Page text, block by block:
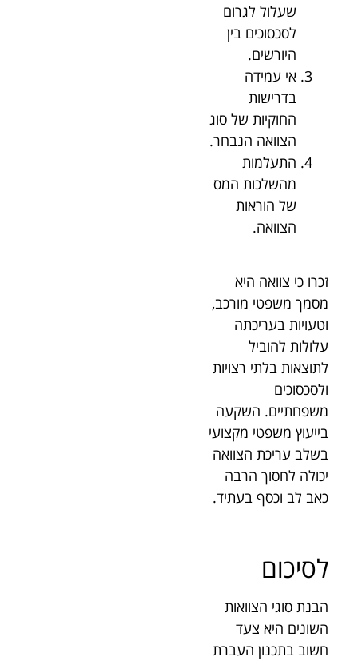
שעלול לגרום
לסכסוכים בין
היורשים.
אי עמידה
בדרישות
החוקיות של סוג
הצוואה הנבחר.
התעלמות
מהשלכות המס
של הוראות
הצוואה.
זכרו כי צוואה היא
מסמך משפטי מורכב,
וטעויות בעריכתה
עלולות להוביל
לתוצאות בלתי רצויות
ולסכסוכים
משפחתיים. השקעה
בייעוץ משפטי מקצועי
בשלב עריכת הצוואה
יכולה לחסוך הרבה
כאב לב וכסף בעתיד.
לסיכום
הבנת סוגי הצוואות
השונים היא צעד
חשוב בתכנון העברת